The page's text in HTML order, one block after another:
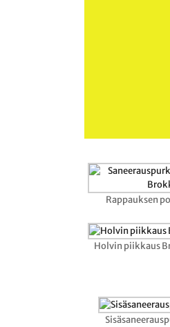
Rappauksen
Holvin piikkaus